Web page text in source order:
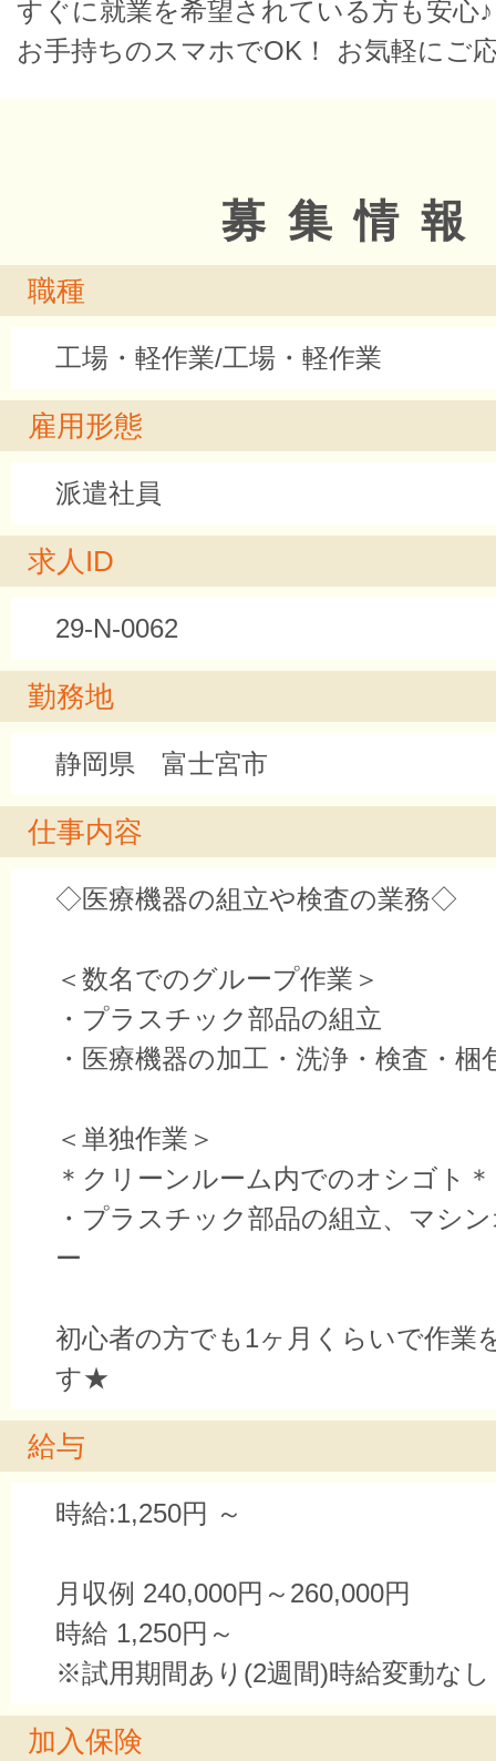
すぐに就業を希望されている方も安心♪
お手持ちのスマホでOK！ お気軽にご
募集情報
職種
工場・軽作業/工場・軽作業
雇用形態
派遣社員
求人ID
29-N-0062
勤務地
静岡県 富士宮市
仕事内容
◇医療機器の組立や検査の業務◇
＜数名でのグループ作業＞
・プラスチック部品の組立
・医療機器の加工・洗浄・検査・梱
＜単独作業＞
＊クリーンルーム内でのオシゴト＊
・プラスチック部品の組立、マシ
ー
初心者の方でも1ヶ月くらいで作業
す★
給与
時給:1,250円 ～
月収例 240,000円～260,000円
時給 1,250円～
※試用期間あり(2週間)時給変動なし
加入保険